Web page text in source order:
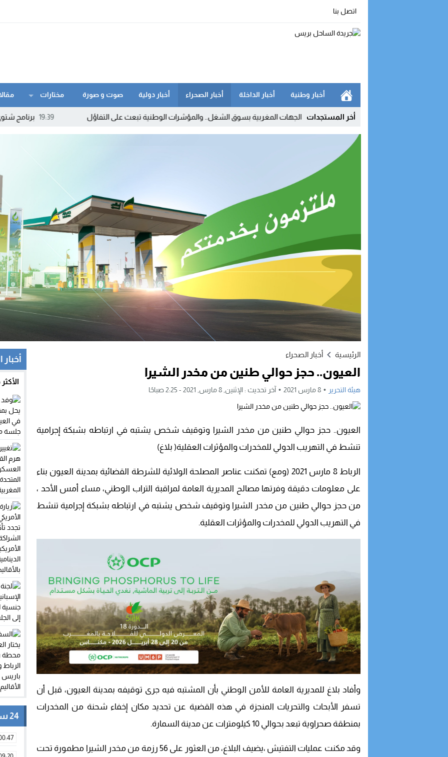
اتصل بنا
أخبار وطنية أخبار الداخلة أخبار الصحراء أخبار دولية صوت و صورة مختارات
أخر المستجدات 19:39 برنامج شتوي غير مسبوق الداخلة في صدارة الجهات المغربية بسوق الشغل.. والمؤشرات الوطنية تبعث على التفاؤل
الرئيسية أخبار الصحراء
العيون.. حجز حوالي طنين من مخدر الشيرا
هيئة التحرير 8 مارس 2021 آخر تحديث : الإثنين, 8 مارس, 2021 - 2:25 صباحًا
العيون.. حجز حوالي طنين من مخدر الشيرا وتوقيف شخص يشتبه في ارتباطه بشبكة إجرامية
تنشط في التهريب الدولي للمخدرات والمؤثرات العقلية( بلاغ)
الرباط 8 مارس 2021 (ومع) تمكنت عناصر المصلحة الولائية للشرطة القضائية بمدينة العيون بناء
على معلومات دقيقة وفرتها مصالح المديرية العامة لمراقبة التراب الوطني، مساء أمس الأحد ،
من حجز حوالي طنين من مخدر الشيرا وتوقيف شخص يشتبه في ارتباطه بشبكة إجرامية تنشط
في التهريب الدولي للمخدرات والمؤثرات العقلية.
وأفاد بلاغ للمديرية العامة للأمن الوطني بأن المشتبه فيه جرى توقيفه بمدينة العيون، قبل أن
تسفر الأبحاث والتحريات المنجزة في هذه القضية عن تحديد مكان إخفاء شحنة من المخدرات
بمنطقة صحراوية تبعد بحوالي 10 كيلومترات عن مدينة السمارة.
وقد مكنت عمليات التفتيش ،يضيف البلاغ، من العثور على 56 رزمة من مخدر الشيرا مطمورة تحت
أخبار
24 ساعة